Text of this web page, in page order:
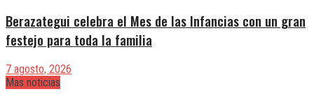
Berazategui celebra el Mes de las Infancias con un gran
festejo para toda la familia
7 agosto, 2026
Mas noticias